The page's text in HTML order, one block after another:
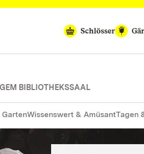
Schlösser
BIBLIOTHEKSSAAL
Wissenswert & AmüsantTagen